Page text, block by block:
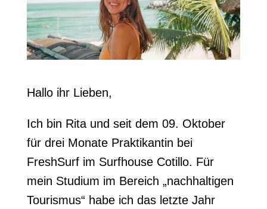
Hallo ihr Lieben,
Ich bin Rita und seit dem 09. Oktober
für drei Monate Praktikantin bei
FreshSurf im Surfhouse Cotillo. Für
mein Studium im Bereich „nachhaltigen
Tourismus“ habe ich das letzte Jahr